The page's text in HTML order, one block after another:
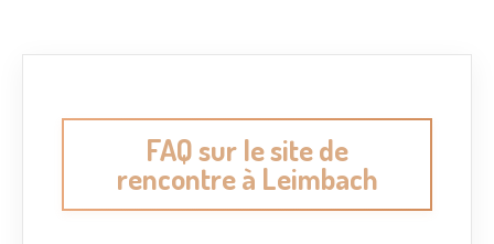
FAQ sur le site de
rencontre à Leimbach